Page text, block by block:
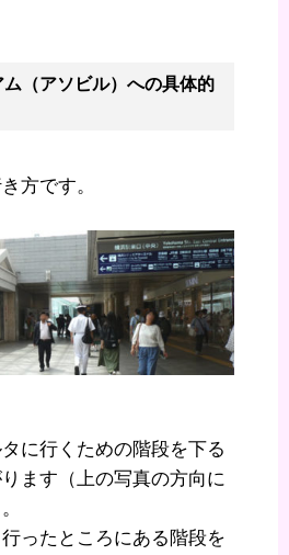
（アソビル）への具体的
方です。
に行くための階段を下る
ます（上の写真の方向に
ったところにある階段を